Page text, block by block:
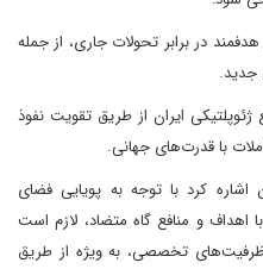
در برابر تحولات جاری، از جمله
جدید.
ایران از طریق تقویت نفوذ
با قدرت‌های جهانی.
کرد با توجه به پویایی فضای
اهداف و منافع گاه متضاد، لازم است
ظرفیت‌های تخصصی، به ویژه از طریق